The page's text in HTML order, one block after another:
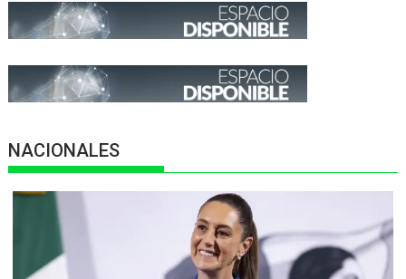
NACIONALES